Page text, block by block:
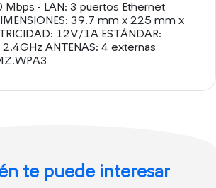
- LAN: 3 puertos Ethernet
39.7 mm x 225 mm x
12V/1A ESTÁNDAR:
ANTENAS: 4 externas
te puede interesar